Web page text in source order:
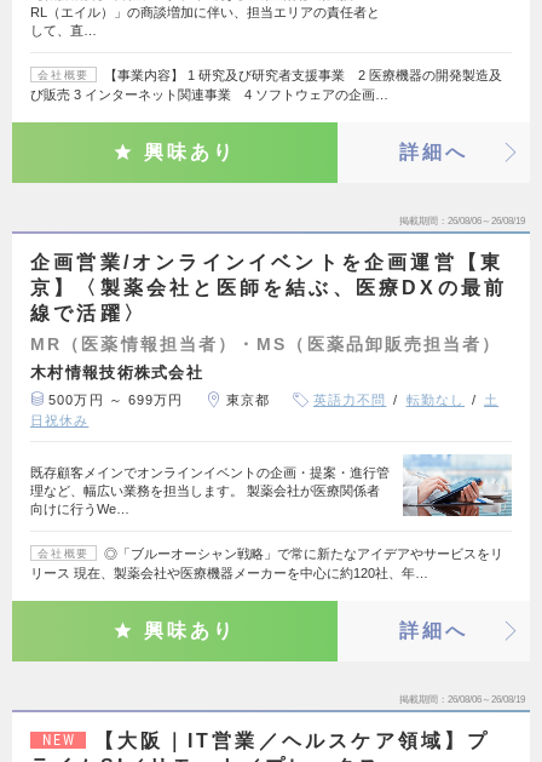
RL（エイル）」の商談増加に伴い、担当エリアの責任者と
して、直…
会社概要
【事業内容】 1 研究及び研究者支援事業 2 医療機器の開発製造及
び販売 3 インターネット関連事業 4 ソフトウェアの企画…
興味あり 詳細へ
掲載期間 26/08/06～26/08/19
企画営業/オンラインイベントを企画運営【東
京】〈製薬会社と医師を結ぶ、医療DXの最前
線で活躍〉
MR（医薬情報担当者）・MS（医薬品卸販売担当者）
木村情報技術株式会社
500万円 ～ 699万円 東京都 英語力不問 転勤なし
土
日祝休み
既存顧客メインでオンラインイベントの企画・提案・進行管
理など、幅広い業務を担当します。 製薬会社が医療関係者
向けに行うWe…
会社概要
◎「ブルーオーシャン戦略」で常に新たなアイデアやサービスをリ
リース 現在、製薬会社や医療機器メーカーを中心に約120社、年…
興味あり 詳細へ
掲載期間 26/08/06～26/08/19
NEW
【大阪｜IT営業／ヘルスケア領域】プ